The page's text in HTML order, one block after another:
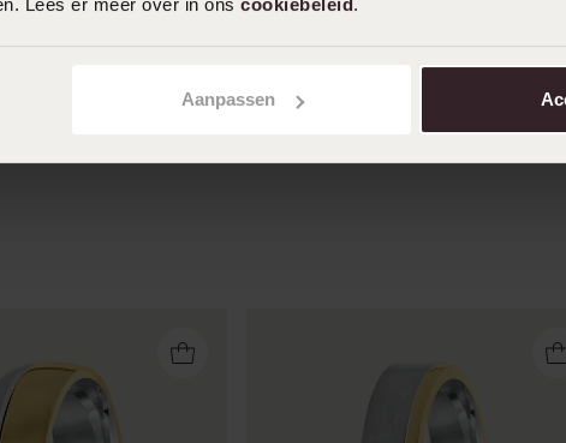
Lees er meer over in ons cookiebeleid.
Aanpassen